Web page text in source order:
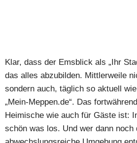
Klar, dass der Emsblick als „Ihr
das alles abzubilden. Mittlerweile
sondern auch, täglich so aktuell
„Mein-Meppen.de“. Das
Heimische wie auch für Gäste ist:
schön was los. Und wer dann noch